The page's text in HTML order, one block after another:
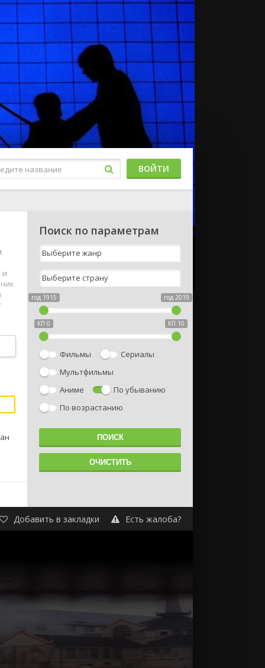
ВОЙТИ
и
Поиск по параметрам
год 1915 год 2019
КП 0 КП 10
Фильмы
Сериалы
Мультфильмы
Аниме
По убыванию
По возрастанию
Добавить в закладки Есть жалоба?